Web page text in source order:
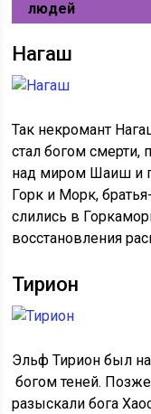
людей
Нагаш
Так некромант
стал богом смерти,
над миром Шаиш и
Горк и Морк,
слились в
восстановления
Тирион
Эльф Тирион был
богом теней.
разыскали бога